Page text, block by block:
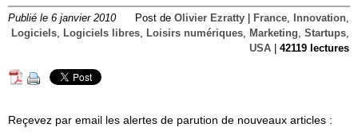
Publié le 6 janvier 2010 Post de Olivier Ezratty France Innovation
Logiciels
Logiciels libres Loisirs numériques Marketing Startups
USA
42119 lectures
Reçevez par email les alertes de parution de nouveaux articles :